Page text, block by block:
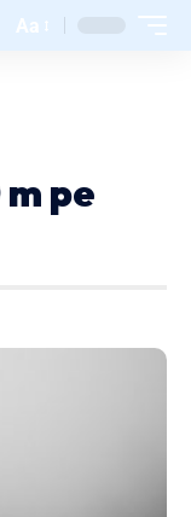
Aa
pe